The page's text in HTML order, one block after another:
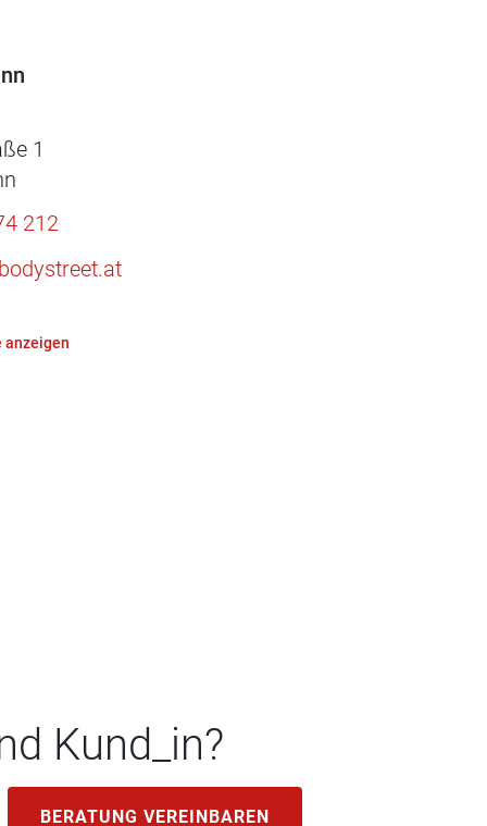
1
212
anzeigen
Kund_in?
BERATUNG VEREINBAREN